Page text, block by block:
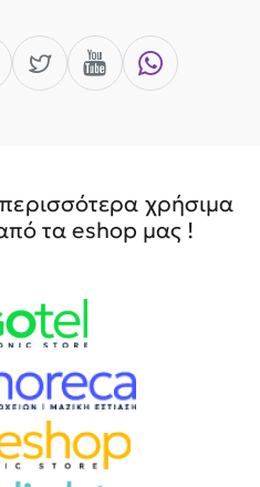
χρήσιμα
τα eshop μας !